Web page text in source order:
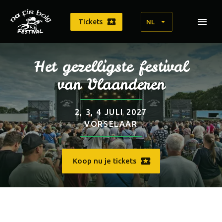
Tickets NL
Het gezelligste festival
van Vlaanderen
2, 3, 4 JULI 2027
VORSELAAR
Koop nu je tickets